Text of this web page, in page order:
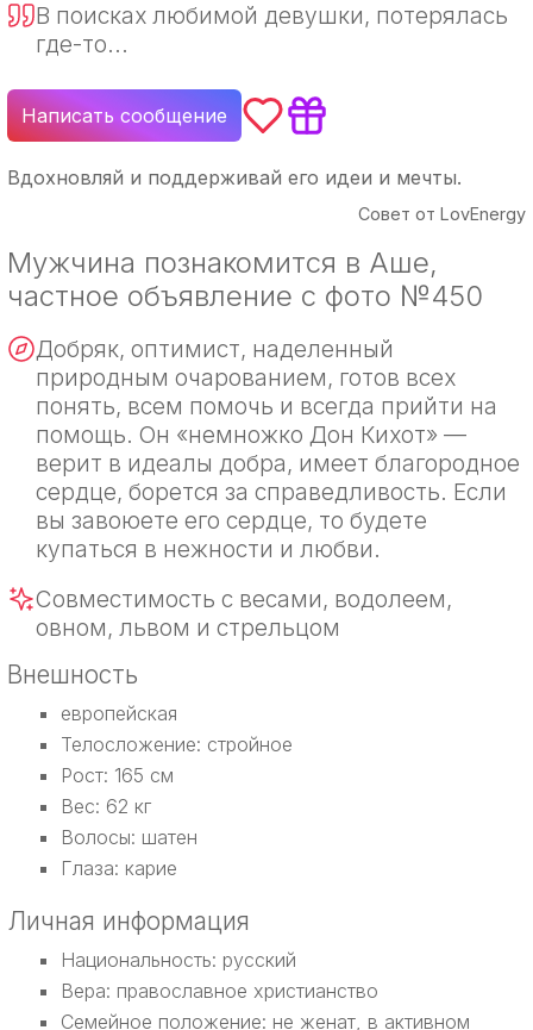
В поисках любимой девушки, потерялась
где-то...
Написать сообщение
Вдохновляй и поддерживай его идеи и мечты.
Совет от LovEnergy
Мужчина познакомится в Аше,
частное объявление с фото №450
Добряк, оптимист, наделенный
природным очарованием, готов всех
понять, всем помочь и всегда прийти на
помощь. Он «немножко Дон Кихот» —
верит в идеалы добра, имеет благородное
сердце, борется за справедливость. Если
вы завоюете его сердце, то будете
купаться в нежности и любви.
Совместимость с весами, водолеем,
овном, львом и стрельцом
Внешность
европейская
Телосложение: стройное
Рост: 165 см
Вес: 62 кг
Волосы: шатен
Глаза: карие
Личная информация
Национальность: русский
Вера: православное христианство
Семейное положение: не женат, в активном